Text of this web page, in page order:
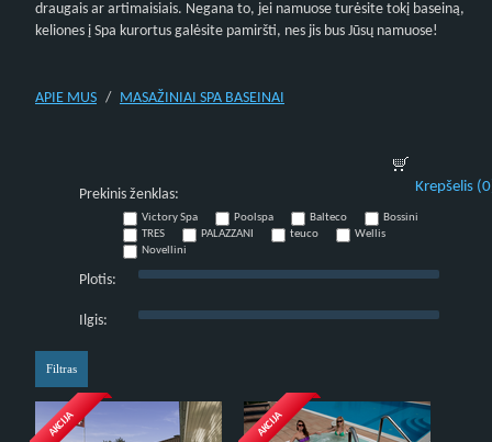
draugais ar artimaisiais. Negana to, jei namuose turėsite tokį baseiną,
keliones į Spa kurortus galėsite pamiršti, nes jis bus Jūsų namuose!
APIE MUS MASAŽINIAI SPA BASEINAI
Krepšelis
Prekinis ženklas:
Victory Spa Poolspa Balteco
Bossini
TRES
PALAZZANI teuco
Wellis
Novellini
Plotis:
Ilgis:
AKCIJA AKCIJA